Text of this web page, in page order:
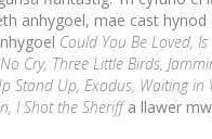
anhygoel, mae cast hynod
Could You Be Loved,
Cry, Three Little Birds,
Stand Up, Exodus, Waiting in
I Shot the Sheriffa llawer